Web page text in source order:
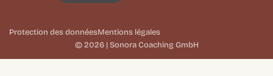
© 2026 | Sonora Coaching GmbH
Protection des donnéesMentions légales